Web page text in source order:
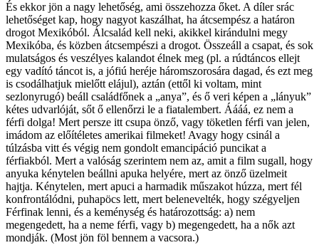
És ekkor jön a nagy lehetőség, ami összehozza őket. A díler srác
lehetőséget kap, hogy nagyot kaszálhat, ha átcsempész a határon
drogot Mexikóból. Álcsalád kell neki, akikkel kirándulni megy
Mexikóba, és közben átcsempészi a drogot. Összeáll a csapat, és sok
mulatságos és veszélyes kalandot élnek meg (pl. a rúdtáncos ellejt
egy vadító táncot is, a jófiú heréje háromszorosára dagad, és ezt meg
is csodálhatjuk mielőtt elájul), aztán (ettől ki voltam, mint
sezlonyrugó) beáll családfőnek a „anya”, és ő veri képen a „lányuk”
kétes udvarlóját, sőt ő ellenőrzi le a fiatalembert. Áááá, ez nem a
férfi dolga! Mert persze itt csupa önző, vagy töketlen férfi van jelen,
imádom az előítéletes amerikai filmeket! Avagy hogy csinál a
túlzásba vitt és végig nem gondolt emancipáció puncikat a
férfiakból. Mert a valóság szerintem nem az, amit a film sugall, hogy
anyuka kénytelen beállni apuka helyére, mert az önző üzelmeit
hajtja. Kénytelen, mert apuci a harmadik műszakot húzza, mert fél
konfrontálódni, puhapöcs lett, mert belenevelték, hogy szégyeljen
Férfinak lenni, és a keménység és határozottság: a) nem
megengedett, ha a neme férfi, vagy b) megengedett, ha a nők azt
mondják. (Most jön föl bennem a vacsora.)